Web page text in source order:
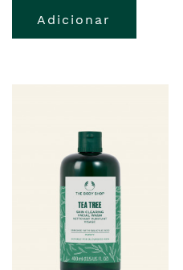
Adicionar